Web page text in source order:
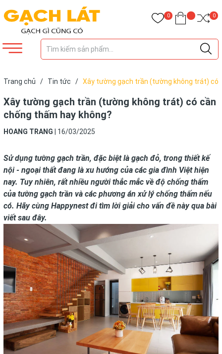
0 0
Trang chủ / Tin tức / Xây tường gạch trần (tường không trát) có
Xây tường gạch trần (tường không trát) có cần
chống thấm hay không?
HOANG TRANG 16/03/2025
Sử dụng tường gạch trần, đặc biệt là gạch đỏ, trong thiết kế
nội - ngoại thất đang là xu hướng của các gia đình Việt hiện
nay. Tuy nhiên, rất nhiều người thắc mắc về độ chống thấm
của tường gạch trần và các phương án xử lý chống thấm nếu
có. Hãy cùng Happynest đi tìm lời giải cho vấn đề này qua bài
viết sau đây.